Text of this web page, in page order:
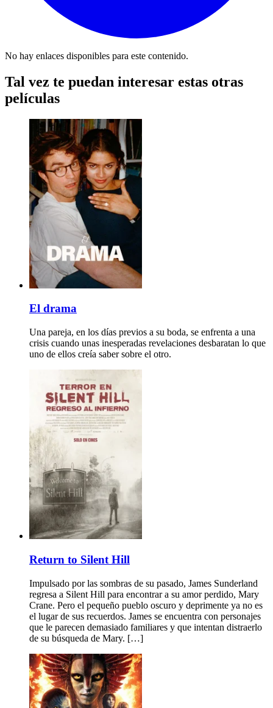
No hay enlaces disponibles para este contenido.
Tal vez te puedan interesar estas otras
películas
El drama
Una pareja, en los días previos a su boda, se enfrenta a una
crisis cuando unas inesperadas revelaciones desbaratan lo que
uno de ellos creía saber sobre el otro.
Return to Silent Hill
Impulsado por las sombras de su pasado, James Sunderland
regresa a Silent Hill para encontrar a su amor perdido, Mary
Crane. Pero el pequeño pueblo oscuro y deprimente ya no es
el lugar de sus recuerdos. James se encuentra con personajes
que le parecen demasiado familiares y que intentan distraerlo
de su búsqueda de Mary. […]